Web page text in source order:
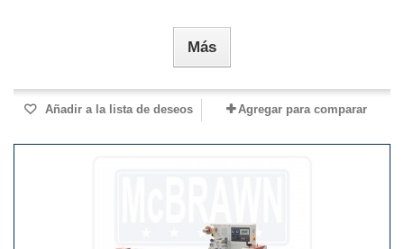
Más
Añadir a la lista de deseos Agregar para comparar